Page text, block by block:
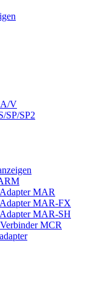
A/V
SP/SP2
MAR
MAR-FX
MAR-SH
MCR